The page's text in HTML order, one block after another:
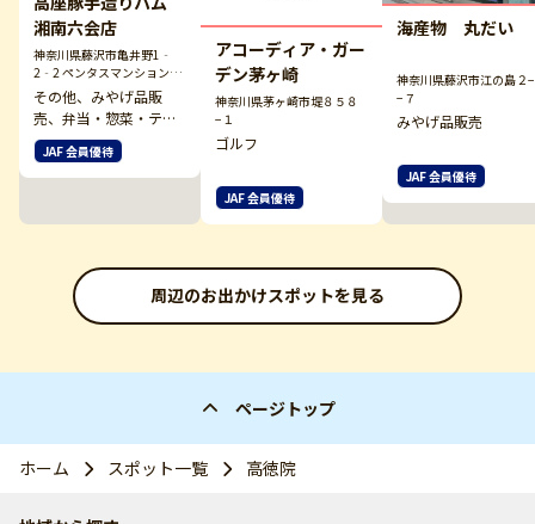
湘南六会店
神奈川県藤沢市亀井野1‐
2‐2 ペンタスマンション1
階
その他、みやげ品販
売、弁当・惣菜・テイ
クアウト
JAF 会員優待
アコーディア・ガー
デン茅ヶ崎
神奈川県茅ヶ崎市堤８５８
−１
ゴルフ
JAF 会員優待
海産物 丸だい
神奈川県藤沢市江の島２
−７
みやげ品販売
JAF 会員優待
周辺のお出かけスポットを見る
ページトップ
ホーム スポット一覧 高徳院